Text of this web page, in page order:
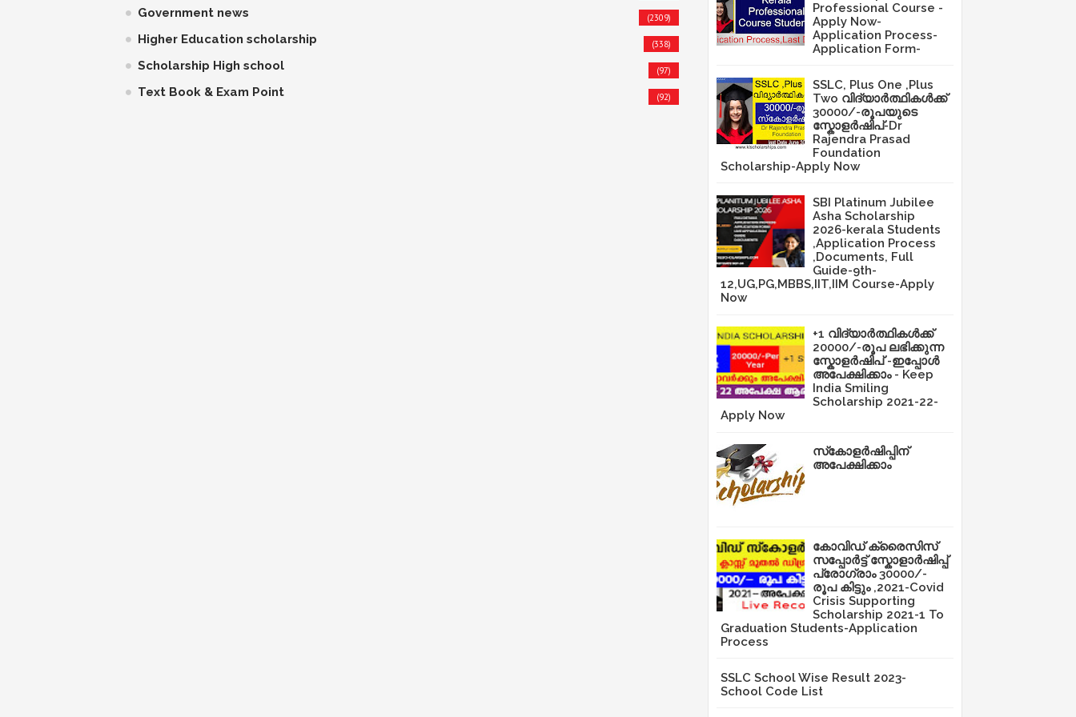
Government news (2309)
Higher Education scholarship (338)
Scholarship High school (97)
Text Book & Exam Point (92)
Professional Course -
Apply Now-
Application Process-
Application Form-
SSLC, Plus One ,Plus
Two വിദ്യാർത്ഥികൾക്ക്
30000/-രൂപയുടെ
സ്കോളർഷിപ്-Dr
Rajendra Prasad
Foundation
Scholarship-Apply Now
SBI Platinum Jubilee
Asha Scholarship
2026-kerala Students
,Application Process
,Documents, Full
Guide-9th-
12,UG,PG,MBBS,IIT,IIM Course-Apply
Now
+1 വിദ്യാർത്ഥികൾക്ക്
20000/-രൂപ ലഭിക്കുന്ന
സ്കോളർഷിപ് -ഇപ്പോൾ
അപേക്ഷിക്കാം - Keep
India Smiling
Scholarship 2021-22-
Apply Now
സ്‌കോളർഷിപ്പിന്
അപേക്ഷിക്കാം
കോവിഡ് ക്രൈസിസ്
സപ്പോർട്ട് സ്കോളാർഷിപ്പ്
പ്രോഗ്രാം 30000/-
രൂപ കിട്ടും ,2021-Covid
Crisis Supporting
Scholarship 2021-1 To
Graduation Students-Application
Process
SSLC School Wise Result 2023-
School Code List